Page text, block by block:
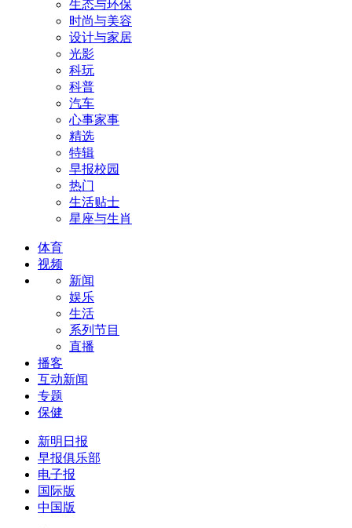
生态与环保
时尚与美容
设计与家居
光影
科玩
科普
汽车
心事家事
精选
特辑
早报校园
热门
生活贴士
星座与生肖
体育
视频
新闻
娱乐
生活
系列节目
直播
播客
互动新闻
专题
保健
新明日报
早报俱乐部
电子报
国际版
中国版